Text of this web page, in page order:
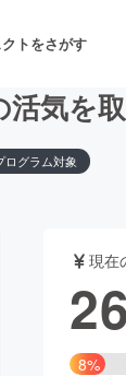
トをさがす
・パフォーマンス
ド・飲食店
気を
ログラム対象
現在
8%